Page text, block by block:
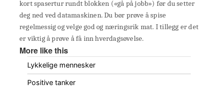
kort spasertur rundt blokken («gå på jobb») før du setter
deg ned ved datamaskinen. Du bør prøve å spise
regelmessig og velge god og næringsrik mat. I tillegg er det
er viktig å prøve å få inn hverdagsøvelse.
More like this
Lykkelige mennesker
Positive tanker